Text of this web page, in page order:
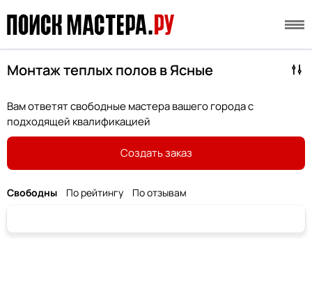
Монтаж теплых полов в Ясные
Вам ответят свободные мастера вашего города с
подходящей квалификацией
Создать заказ
Свободны По рейтингу По отзывам